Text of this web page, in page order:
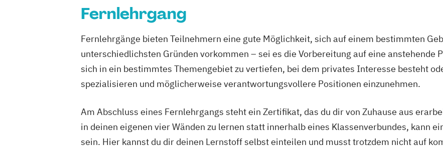
Fernlehrgang
Fernlehrgänge bieten Teilnehmern eine gute Möglichkeit, sich auf einem bestimmten
unterschiedlichsten Gründen vorkommen – sei es die Vorbereitung auf eine anstehende
sich in ein bestimmtes Themengebiet zu vertiefen, bei dem privates Interesse besteht
spezialisieren und möglicherweise verantwortungsvollere Positionen einzunehmen.
Am Abschluss eines Fernlehrgangs steht ein Zertifikat, das du dir von Zuhause aus
in deinen eigenen vier Wänden zu lernen statt innerhalb eines Klassenverbundes, kann
sein. Hier kannst du dir deinen Lernstoff selbst einteilen und musst trotzdem nicht auf